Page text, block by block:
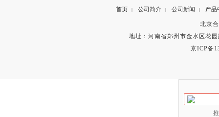
首页 | 公司简介 | 公司新闻 | 产品
北京
地址：河南省郑州市金水区花
京ICP备